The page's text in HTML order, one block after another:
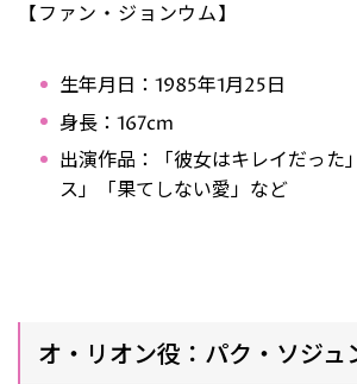
【ファン・ジョンウム】
生年月日：1985年1月25日
身長：167cm
出演作品：「彼女はキレイだった
ス」「果てしない愛」など
オ・リオン役：パク・ソジュ